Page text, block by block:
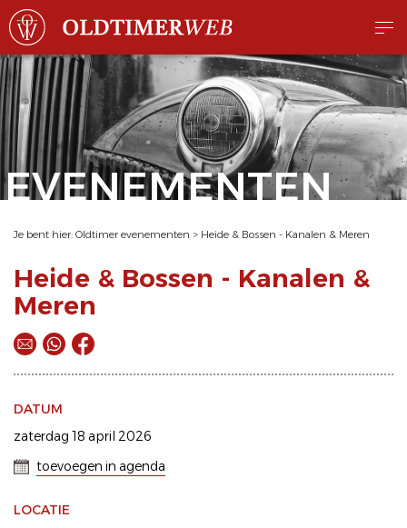
EVENEMENTEN
Je bent hier: Oldtimer evenementen > Heide & Bossen - Kanalen & Meren
Heide & Bossen - Kanalen &
Meren
DATUM
zaterdag 18 april 2026
toevoegen in agenda
LOCATIE